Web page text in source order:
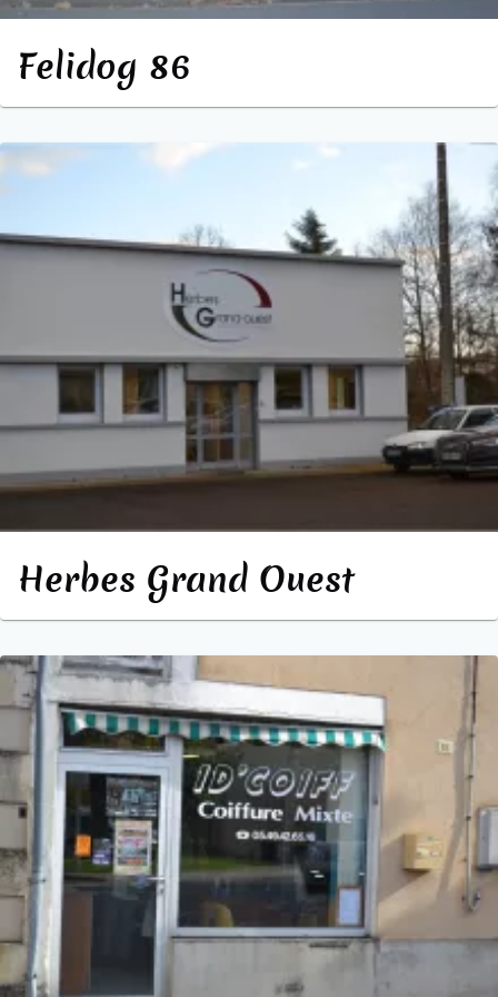
Felidog 86
Herbes Grand Ouest